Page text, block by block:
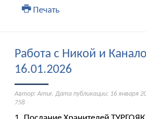
Печать
Работа с Никой и
16.01.2026
Автор: Amur. Дата публикации: 16 января
758